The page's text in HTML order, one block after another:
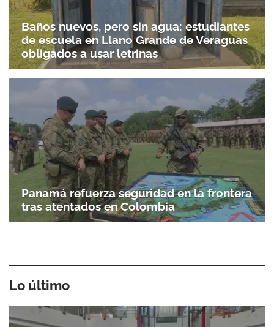
Baños nuevos, pero sin agua: estudiantes
de escuela en Llano Grande de Veraguas
obligados a usar letrinas
Panamá refuerza seguridad en la frontera
tras atentados en Colombia
Lo último